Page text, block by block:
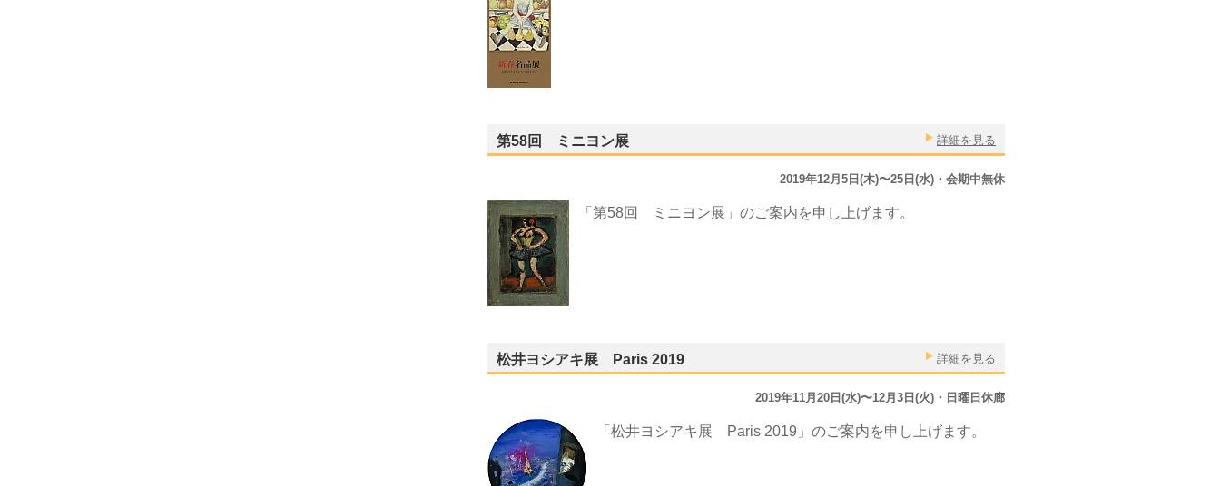
第58回 ミニヨン展 詳細を見る
2019年12月5日(木)〜25日(水)・会期中無休
「第58回 ミニヨン展」のご案内を申し上げます。
松井ヨシアキ展 Paris 2019 詳細を見る
2019年11月20日(水)〜12月3日(火)・日曜日休廊
「松井ヨシアキ展 Paris 2019」のご案内を申し上げます。